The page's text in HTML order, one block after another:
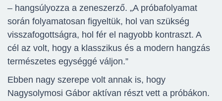
– hangsúlyozza a zeneszerző. „A próbafolyamat
során folyamatosan figyeltük, hol van szükség
visszafogottságra, hol fér el nagyobb kontraszt. A
cél az volt, hogy a klasszikus és a modern hangzás
természetes egységgé váljon.”
Ebben nagy szerepe volt annak is, hogy
Nagysolymosi Gábor aktívan részt vett a próbákon.